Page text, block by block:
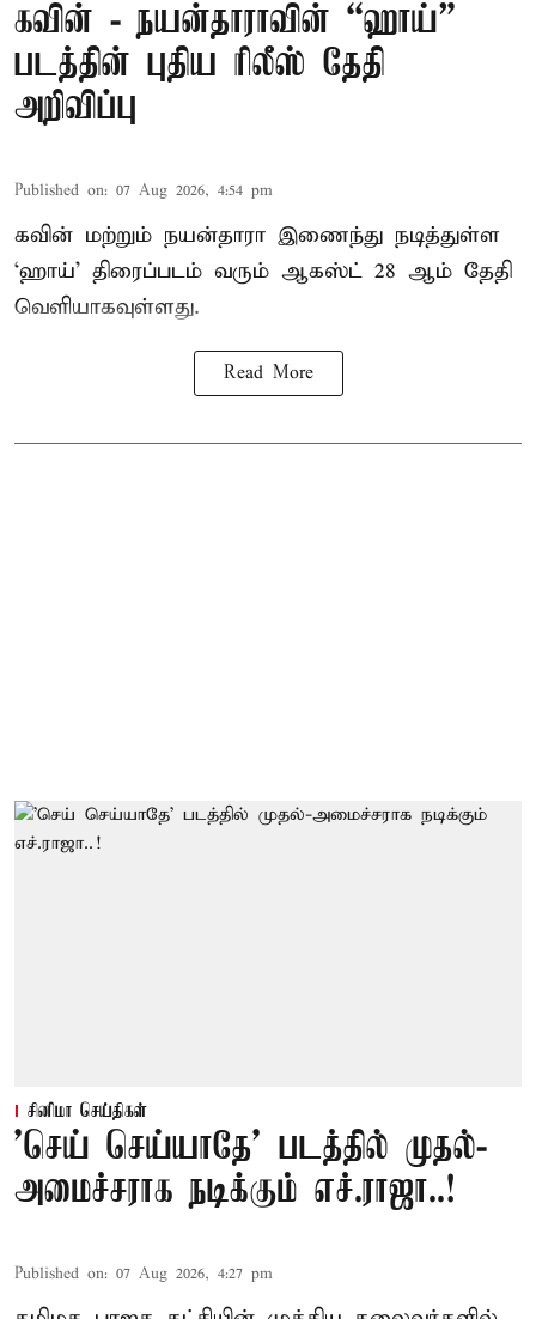
கவின் - நயன்தாராவின் “ஹாய்”
படத்தின் புதிய ரிலீஸ் தேதி
அறிவிப்பு
Published on: 07 Aug 2026, 4:54 pm
கவின் மற்றும் நயன்தாரா இணைந்து நடித்துள்ள
‘ஹாய்’ திரைப்படம் வரும் ஆகஸ்ட் 28 ஆம் தேதி
வெளியாகவுள்ளது.
Read More
சினிமா செய்திகள்
'செய் செய்யாதே' படத்தில் முதல்-
அமைச்சராக நடிக்கும் எச்.ராஜா..!
Published on: 07 Aug 2026, 4:27 pm